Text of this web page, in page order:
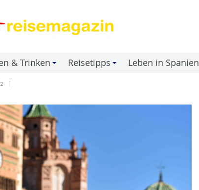
& Trinken Reisetipps Leben in Spanien